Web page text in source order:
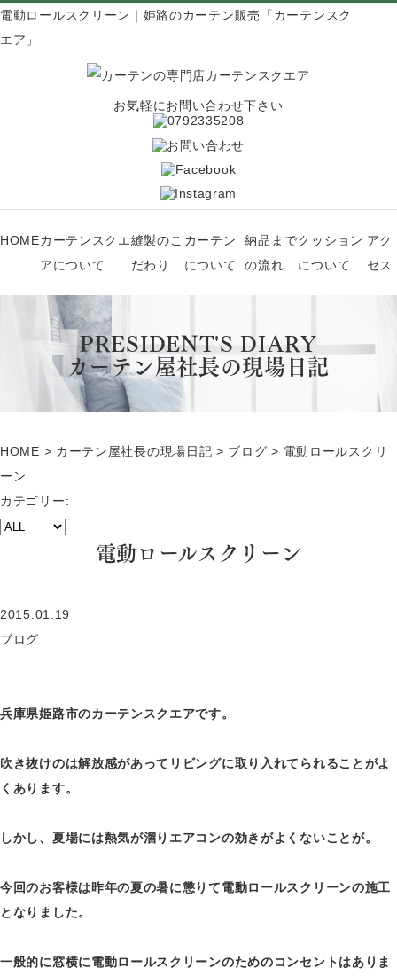
電動ロールスクリーン｜姫路のカーテン販売「カーテンスク
エア」
お気軽にお問い合わせ下さい
HOMEカーテンスクエ
アについて
縫製のこ
だわり
カーテン
について
納品まで
の流れ
クッション
について
アク
セス
PRESIDENT'S DIARY
カーテン屋社長の現場日記
HOME > カーテン屋社長の現場日記 > ブログ > 電動ロールスクリ
ーン
カテゴリー:
電動ロールスクリーン
2015.01.19
ブログ
兵庫県姫路市のカーテンスクエアです。
吹き抜けのは解放感があってリビングに取り入れてられることがよ
くあります。
しかし、夏場には熱気が溜りエアコンの効きがよくないことが。
今回のお客様は昨年の夏の暑に懲りて電動ロールスクリーンの施工
となりました。
一般的に窓横に電動ロールスクリーンのためのコンセントはありま